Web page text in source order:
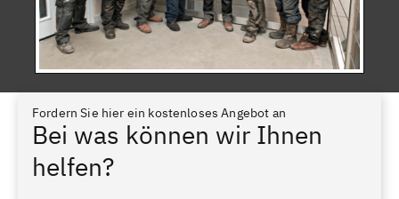
Fordern Sie hier ein kostenloses Angebot an
Bei was können wir Ihnen
helfen?